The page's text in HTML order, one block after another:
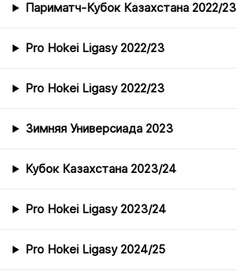
Париматч-Кубок Казахстана 2022/23
Pro Hokei Ligasy 2022/23
Pro Hokei Ligasy 2022/23
Зимняя Универсиада 2023
Кубок Казахстана 2023/24
Pro Hokei Ligasy 2023/24
Pro Hokei Ligasy 2024/25